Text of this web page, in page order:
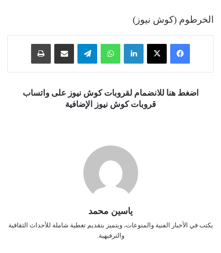
الخرطوم (كوش نيوز)
فيسبوك ‫X لينكدإن واتساب تيلقرام
اضغط هنا للانضمام لقروبات كوش نيوز على واتساب
قروبات كوش نيوز الإضافية
ياسين محمد
يكتب في الأخبار الفنية والمنوعات، ويتميز بتقديم تغطية شاملة للأحداث الثقافية
والترفيهية.